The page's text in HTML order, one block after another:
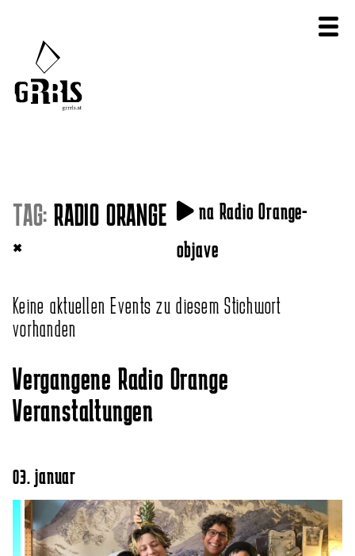
TAG: RADIO ORANGE
×
na Radio Orange-
objave
Keine aktuellen Events zu diesem Stichwort
vorhanden
Vergangene Radio Orange
Veranstaltungen
03. januar